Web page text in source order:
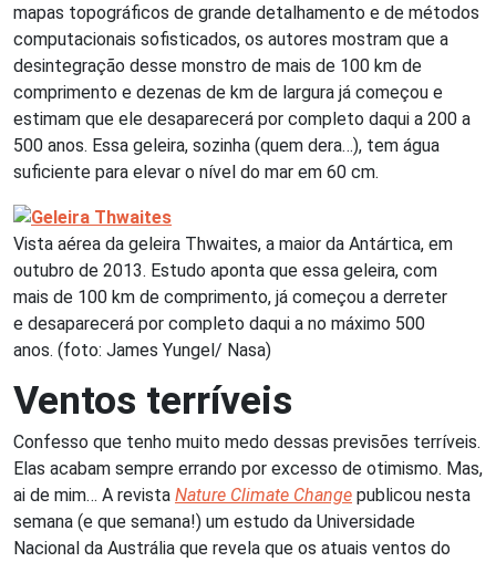
mapas topográficos de grande detalhamento e de métodos
computacionais sofisticados, os autores mostram que a
desintegração desse monstro de mais de 100 km de
comprimento e dezenas de km de largura já começou e
estimam que ele desaparecerá por completo daqui a 200 a
500 anos. Essa geleira, sozinha (quem dera…), tem água
suficiente para elevar o nível do mar em 60 cm.
Vista aérea da geleira Thwaites, a maior da Antártica, em
outubro de 2013. Estudo aponta que essa geleira, com
mais de 100 km de comprimento, já começou a derreter
e desaparecerá por completo daqui a no máximo 500
anos. (foto: James Yungel/ Nasa)
Ventos terríveis
Confesso que tenho muito medo dessas previsões terríveis.
Elas acabam sempre errando por excesso de otimismo. Mas,
ai de mim… A revista Nature Climate Change publicou nesta
semana (e que semana!) um estudo da Universidade
Nacional da Austrália que revela que os atuais ventos do